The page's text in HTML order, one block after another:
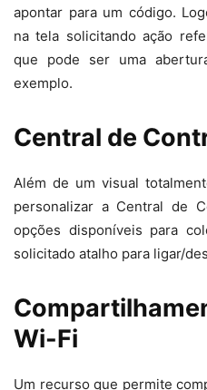
apontar para um código.
na tela solicitando ação
que pode ser uma
exemplo.
Central de
Além de um visual
personalizar a Central de
opções disponíveis para
solicitado atalho para ligar/
Wi-Fi
Um recurso que permite